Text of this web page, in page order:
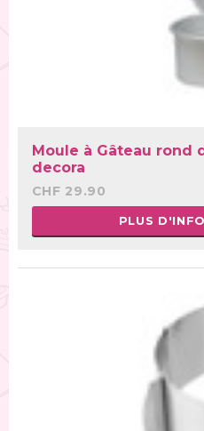
Moule à Gâteau rond
decora
CHF 29.90
PLUS